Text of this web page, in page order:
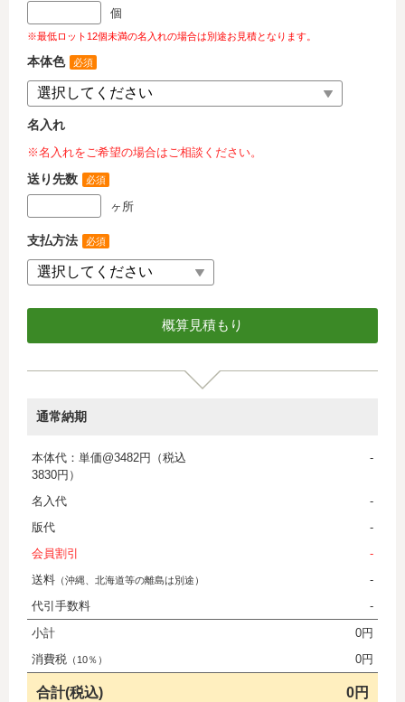
個
※最低ロット12個未満の名入れの場合は別途お見積となります。
本体色 必須
名入れ
※名入れをご希望の場合はご相談ください。
送り先数 必須
ヶ所
支払方法 必須
通常納期
本体代：単価@3482円（税込
3830円）
-
名入代
-
版代
-
会員割引
-
送料 （沖縄、北海道等の離島は別途）
-
代引手数料
-
小計
0円
消費税 （10％） 0円
合計(税込) 0円